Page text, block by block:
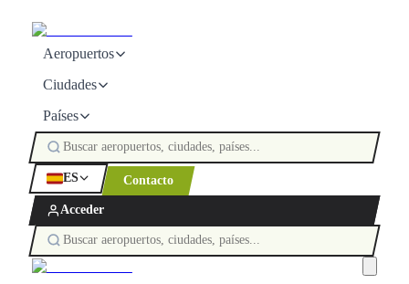
Aeropuertos
Ciudades
Países
ES Contacto
Acceder